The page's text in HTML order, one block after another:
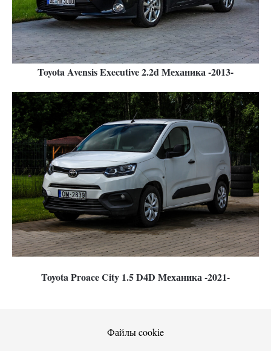
Toyota Avensis Executive 2.2d Механика -2013-
Toyota Proace City 1.5 D4D Механика -2021-
Файлы cookie